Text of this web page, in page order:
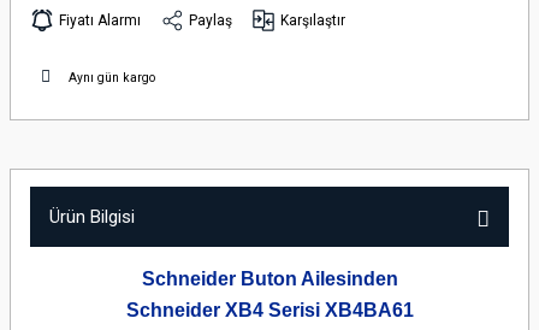
Fiyatı Alarmı
Paylaş Karşılaştır
Aynı gün kargo
Ürün Bilgisi
Schneider Buton Ailesinden
Schneider XB4 Serisi XB4BA61